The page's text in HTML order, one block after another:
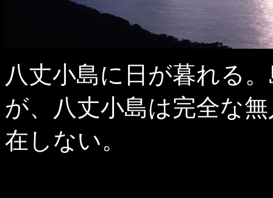
八丈小島に日が暮れる
が、八丈小島は完全な
在しない。